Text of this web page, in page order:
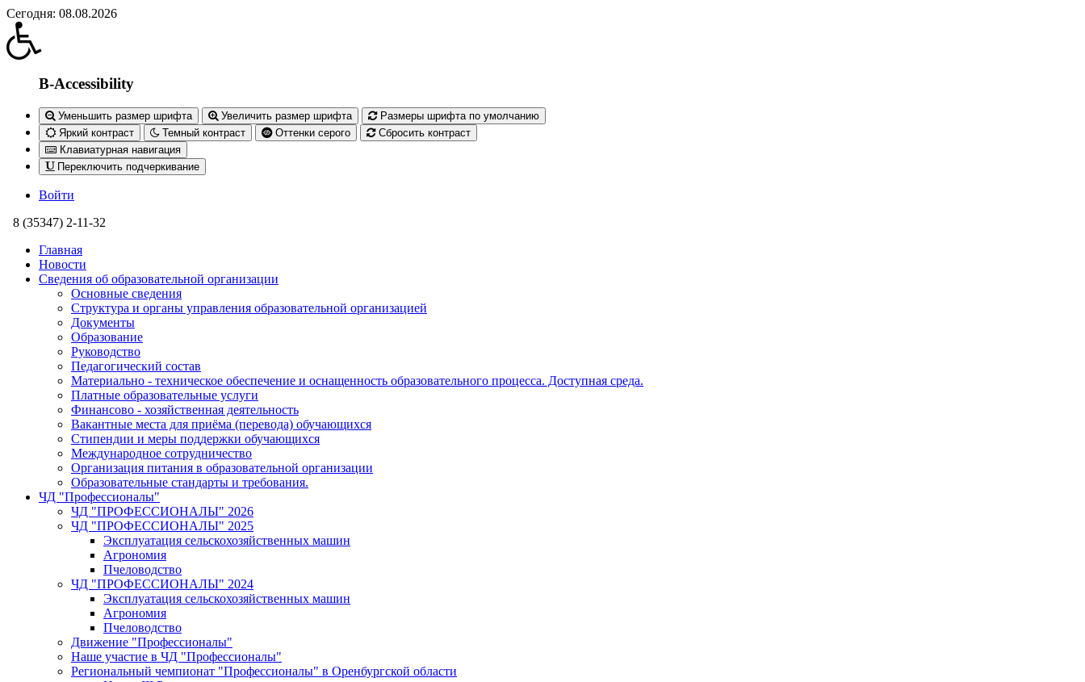
Сегодня: 08.08.2026
B-Accessibility
Уменьшить размер шрифта Увеличить размер шрифта
Размеры шрифта по умолчанию
Яркий контраст
Темный контраст Оттенки серого
Сбросить контраст
Клавиатурная навигация
Переключить подчеркивание
Войти
8 (35347) 2-11-32
Главная
Новости
Сведения об образовательной организации
Основные сведения
Структура и органы управления образовательной организацией
Документы
Образование
Руководство
Педагогический состав
Материально - техническое обеспечение и оснащенность образовательного процесса. Доступная среда.
Платные образовательные услуги
Финансово - хозяйственная деятельность
Вакантные места для приёма (перевода) обучающихся
Стипендии и меры поддержки обучающихся
Международное сотрудничество
Организация питания в образовательной организации
Образовательные стандарты и требования.
ЧД "Профессионалы"
ЧД "ПРОФЕССИОНАЛЫ" 2026
ЧД "ПРОФЕССИОНАЛЫ" 2025
Эксплуатация сельскохозяйственных машин
Агрономия
Пчеловодство
ЧД "ПРОФЕССИОНАЛЫ" 2024
Эксплуатация сельскохозяйственных машин
Агрономия
Пчеловодство
Движение "Профессионалы"
Наше участие в ЧД "Профессионалы"
Региональный чемпионат "Профессионалы" в Оренбургской области